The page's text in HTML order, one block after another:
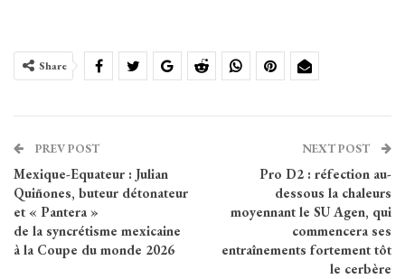
Share
PREV POST
Mexique-Equateur : Julian
Quiñones, buteur détonateur
et « Pantera »
de la syncrétisme mexicaine
à la Coupe du monde 2026
NEXT POST
Pro D2 : réfection au-
dessous la chaleurs
moyennant le SU Agen, qui
commencera ses
entraînements fortement tôt
le cerbère